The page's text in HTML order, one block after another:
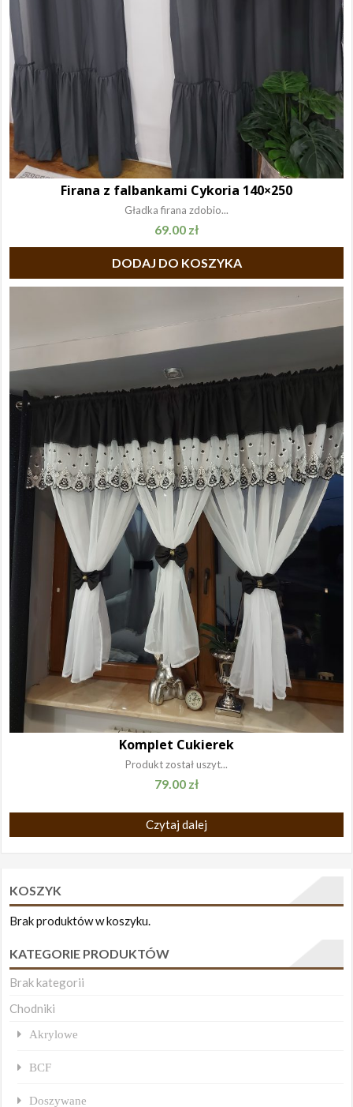
Firana z falbankami Cykoria 140×250
Gładka firana zdobio...
69.00 zł
DODAJ DO KOSZYKA
Komplet Cukierek
Produkt został uszyt...
79.00 zł
Czytaj dalej
KOSZYK
Brak produktów w koszyku.
KATEGORIE PRODUKTÓW
Brak kategorii
Chodniki
Akrylowe
BCF
Doszywane